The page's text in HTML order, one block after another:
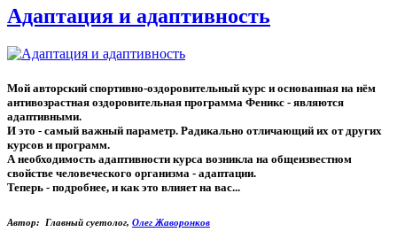
Адаптация и адаптивность
Мой авторский спортивно-оздоровительный курс и основанная на нём
антивозрастная оздоровительная программа Феникс - являются
адаптивными.
И это - самый важный параметр. Радикально отличающий их от других
курсов и программ.
А необходимость адаптивности курса возникла на общеизвестном
свойстве человеческого организма - адаптации.
Теперь - подробнее, и как это влияет на вас...
Автор: Главный суетолог, Олег Жаворонков